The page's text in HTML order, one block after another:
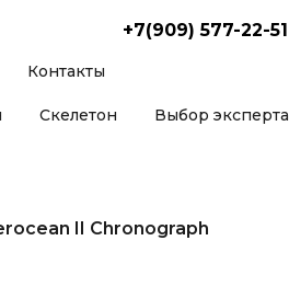
Контакты
+7(909) 577-22-51
Скелетон Выбор эксперта
II Chronograph